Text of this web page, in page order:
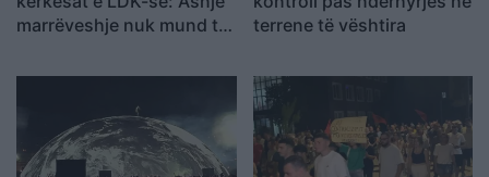
marrëveshje nuk mund të
terrene të vështira